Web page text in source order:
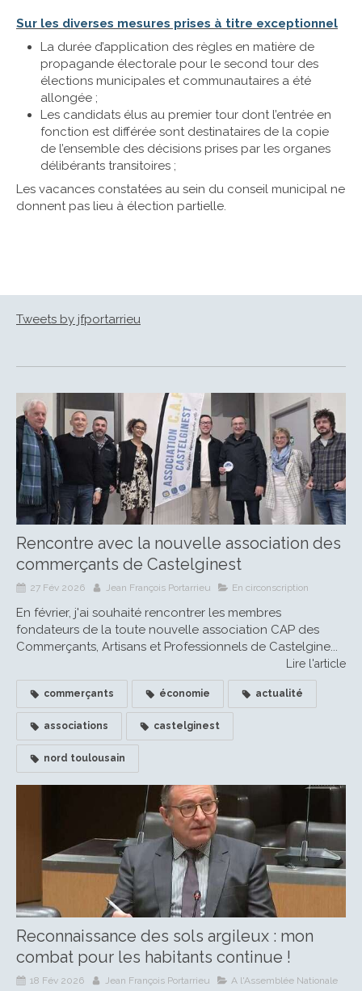
Sur les diverses mesures prises à titre exceptionnel
La durée d’application des règles en matière de
propagande électorale pour le second tour des
élections municipales et communautaires a été
allongée ;
Les candidats élus au premier tour dont l’entrée en
fonction est différée sont destinataires de la copie
de l’ensemble des décisions prises par les organes
délibérants transitoires ;
Les vacances constatées au sein du conseil municipal ne
donnent pas lieu à élection partielle.
Tweets by jfportarrieu
Rencontre avec la nouvelle association des
commerçants de Castelginest
27 Fév 2026 Jean François Portarrieu En circonscription
En février, j'ai souhaité rencontrer les membres
fondateurs de la toute nouvelle association CAP des
Commerçants, Artisans et Professionnels de Castelgine...
Lire l'article
commerçants économie actualité
associations castelginest
nord toulousain
Reconnaissance des sols argileux : mon
combat pour les habitants continue !
18 Fév 2026 Jean François Portarrieu A l'Assemblée Nationale